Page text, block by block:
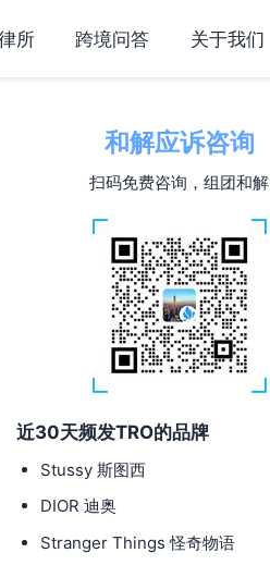
所 跨境问答 关于我们
和解应诉咨询
扫码免费咨询，组团和解
近30天频发TRO的品牌
Stussy 斯图西
DIOR 迪奥
Stranger Things 怪奇物语